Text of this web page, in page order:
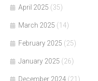
April 2025 (35)
March 2025 (14)
February 2025 (25)
January 2025 (26)
December 2024 (21)